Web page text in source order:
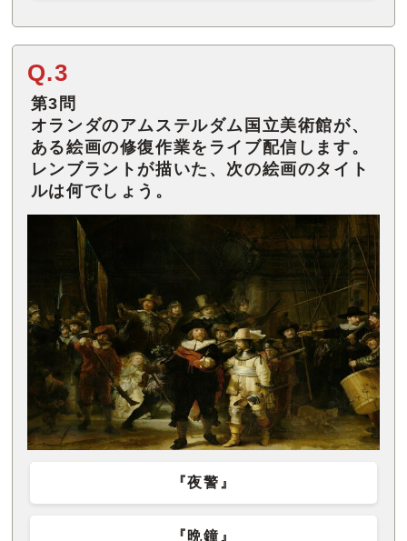
Q.3
第3問
オランダのアムステルダム国立美術館が、
ある絵画の修復作業をライブ配信します。
レンブラントが描いた、次の絵画のタイト
ルは何でしょう。
『夜警』
『晩鐘』